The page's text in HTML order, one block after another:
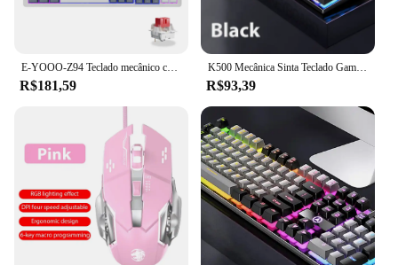
R$181,59
K500 Mecânica Sinta Teclado Gaming, Escritório, Windows e IOS Computador, Laptop PC, 104 Chaves, Membrana com Fio
R$93,39